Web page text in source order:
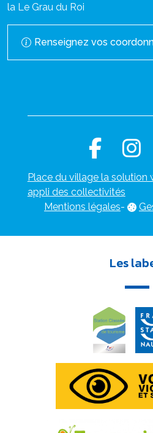
la Le Grau du Roi
Renseignez vos
Place du village la solution
appli des collectivités
Mentions légales-
Les